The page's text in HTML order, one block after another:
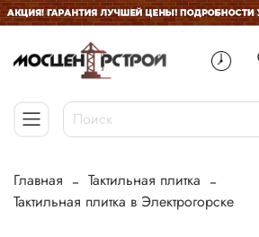
Главная
Тактильная плитка
Тактильная плитка в Электрогорске